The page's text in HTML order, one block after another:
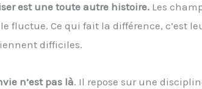
est une toute autre histoire. Les
fluctue. Ce qui fait la différence, c’est
difficiles.
n’est pas là. Il repose sur une